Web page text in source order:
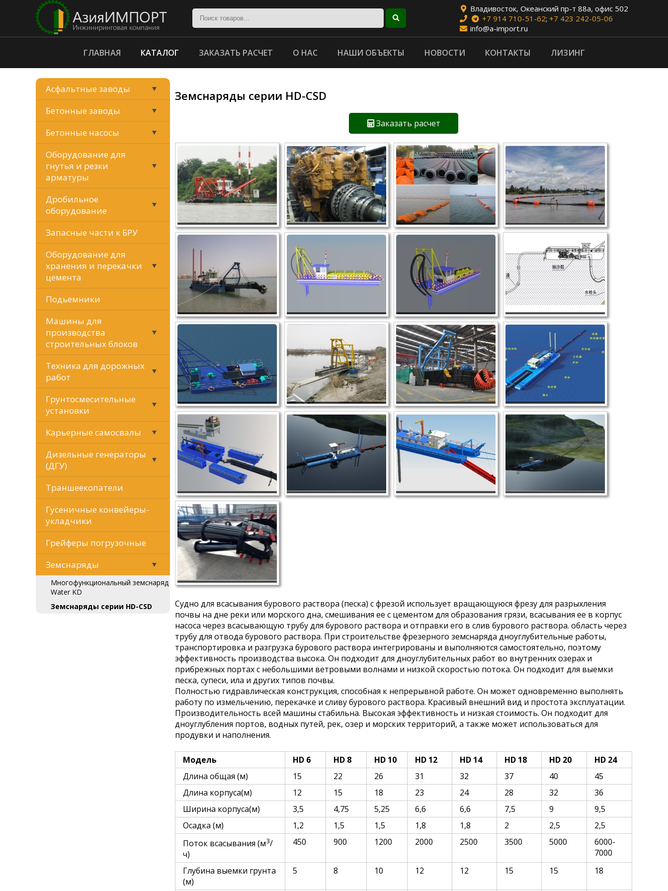
Владивосток, Океанский пр-т 88а, офис 502
+7 914 710-51-62; +7 423 242-05-06
info@a-import.ru
ГЛАВНАЯ КАТАЛОГ ЗАКАЗАТЬ РАСЧЕТ О НАС НАШИ ОБЪЕКТЫ НОВОСТИ КОНТАКТЫ ЛИЗИНГ
Асфальтные заводы
Бетонные заводы
Бетонные насосы
Оборудование для
гнутья и резки
арматуры
Дробильное
оборудование
Запасные части к БРУ
Оборудование для
хранения и перекачки
цемента
Подьемники
Машины для
производства
строительных блоков
Техника для дорожных
работ
Грунтосмесительные
установки
Карьерные самосвалы
Дизельные генераторы
(ДГУ)
Траншеекопатели
Гусеничные конвейеры-
укладчики
Грейферы погрузочные
Земснаряды
Многофункциональный земснаряд
Water KD
Земснаряды серии HD-CSD
Земснаряды серии HD-CSD
Заказать расчет
Судно для всасывания бурового раствора (песка) с фрезой использует вращающуюся фрезу для разрыхления
почвы на дне реки или морского дна, смешивания ее с цементом для образования грязи, всасывания ее в корпус
насоса через всасывающую трубу для бурового раствора и отправки его в слив бурового раствора. область через
трубу для отвода бурового раствора. При строительстве фрезерного земснаряда дноуглубительные работы,
транспортировка и разгрузка бурового раствора интегрированы и выполняются самостоятельно, поэтому
эффективность производства высока. Он подходит для дноуглубительных работ во внутренних озерах и
прибрежных портах с небольшими ветровыми волнами и низкой скоростью потока. Он подходит для выемки
песка, супеси, ила и других типов почвы.
Полностью гидравлическая конструкция, способная к непрерывной работе. Он может одновременно выполнять
работу по измельчению, перекачке и сливу бурового раствора. Красивый внешний вид и простота эксплуатации.
Производительность всей машины стабильна. Высокая эффективность и низкая стоимость. Он подходит для
дноуглубления портов, водных путей, рек, озер и морских территорий, а также может использоваться для
продувки и наполнения.
Модель HD 6 HD 8 HD 10 HD 12 HD 14 HD 18 HD 20
HD 24
Длина общая (м)
15 22 26 31 32 37 40
45
Длина корпуса(м)
12 15 18 23 24 28 32
36
Ширина корпуса(м)
3,5 4,75 5,25 6,6 6,6 7,5 9
9,5
Осадка (м)
1,2 1,5 1,5 1,8 1,8 2 2,5
2,5
Поток всасывания (м3/
ч)
450 900 1200 2000 2500 3500 5000
6000-
7000
Глубина выемки грунта
(м)
5 8 10 12 12 15 15 18